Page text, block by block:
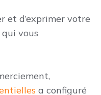
et d’exprimer votre
vous
a configuré